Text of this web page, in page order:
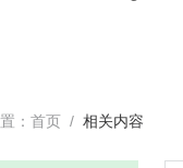
： 首页 / 相关内容